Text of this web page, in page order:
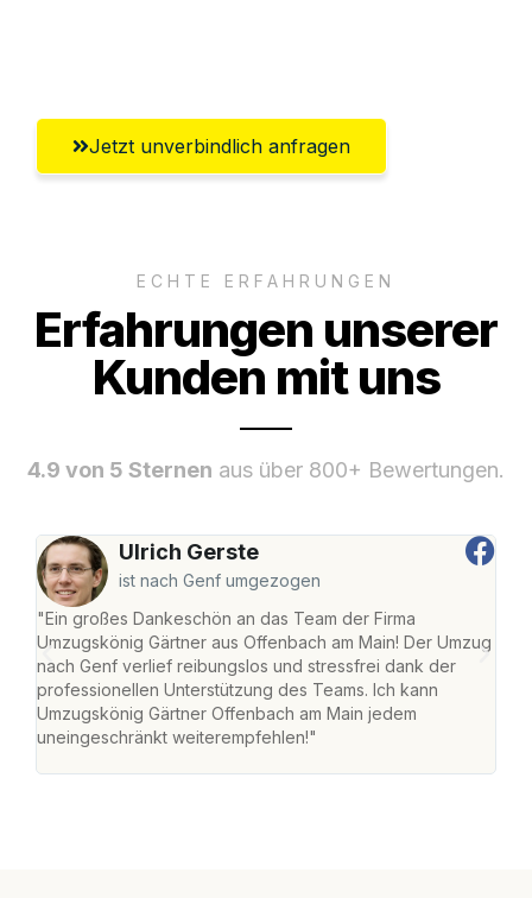
Jetzt unverbindlich anfragen
ECHTE ERFAHRUNGEN
Erfahrungen unserer
Kunden mit uns
4.9 von 5 Sternen aus über 800+ Bewertungen.
Ulrich Gerste
ist nach Genf umgezogen
"Ein großes Dankeschön an das Team der Firma
Umzugskönig Gärtner aus Offenbach am Main! Der Umzug
nach Genf verlief reibungslos und stressfrei dank der
professionellen Unterstützung des Teams. Ich kann
Umzugskönig Gärtner Offenbach am Main jedem
uneingeschränkt weiterempfehlen!"